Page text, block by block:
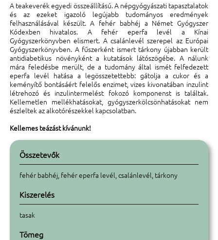
A teakeverék egyedi összeállítású. A népgyógyászati tapasztalatok
és az ezeket igazoló legújabb tudományos eredmények
felhasználásával készült. A fehér babhéj a Német Gyógyszer
Kódexben hivatalos. A fehér eperfa levél a Kínai
Gyógyszerkönyvben elismert. A csalánlevél szerepel az Európai
Gyógyszerkönyvben. A fűszerként ismert tárkony újabban került
antidiabetikus növényként a kutatások látószögébe. A nálunk
mára feledésbe merült, de a tudomány által ismét felfedezett
eperfa levél hatása a legösszetettebb: gátolja a cukor és a
keményítő bontásáért felelős enzimet, vizes kivonatában inzulint
létrehozó és inzulintermelést fokozó komponenst is találtak.
Kellemetlen mellékhatásokat, gyógyszerkölcsönhatásokat nem
észleltek az alkotórészekkel kapcsolatban.
Kellemes teázást kívánunk!
Összetevők
fehér babhéj, fehér eperfa levél, csalánlevél, tárkony
Kiszerelés
tasak
Tömeg